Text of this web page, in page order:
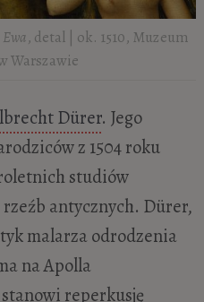
, detal | ok. 1510, Muzeum
Warszawie
Dürer. Jego
z 1504 roku
studiów
antycznych. Dürer,
malarza odrodzenia
na Apolla
reperkusję